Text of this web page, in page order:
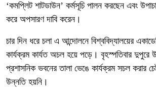
‘কমপ্লিট শাটডাউন’ কর্মসূচি পালন করছেন এবং
করে অপসারণ দাবি করেন।
চার দিন ধরে চলা এ আন্দোলনে বিশ্ববিদ্যালয়ের
কার্যক্রম কার্যত অচল হয়ে পড়ে। বৃহস্পতিবার দুপুরে
প্রশাসনিক ভবনের তালা ভেঙে কার্যক্রম সচল করার
উন্নতি হয়নি।